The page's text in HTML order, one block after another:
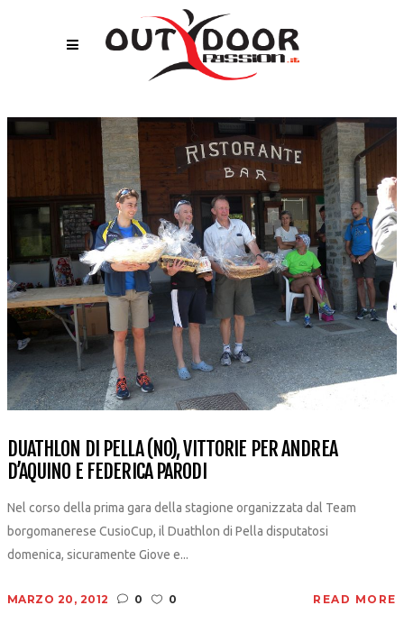
DUATHLON DI PELLA (NO), VITTORIE PER ANDREA
D’AQUINO E FEDERICA PARODI
Nel corso della prima gara della stagione organizzata dal Team
borgomanerese CusioCup, il Duathlon di Pella disputatosi
domenica, sicuramente Giove e...
MARZO 20, 2012 0 0 READ MORE